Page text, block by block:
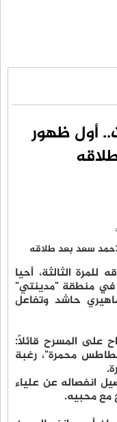
أول ظهور
الثالثة، أحيا
في منطقة "مدينتي"
حاشد وتفاعل
على المسرح قائلاً:
محمرة"، رغبة
انفصاله عن علياء
مع محبيه.